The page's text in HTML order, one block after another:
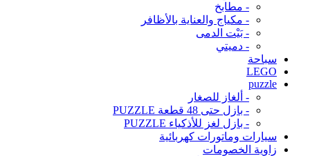
- مطابخ
- مكياج والعناية بالأظافر
- بَيْت الدمى
- دميتي
سباحة
LEGO
puzzle
- ألغاز للصغار
- بازل حتى 48 قطعة PUZZLE
- بازل لغز للأذكياء PUZZLE
سيارات وماتورات كهربائية
زاوية الخصومات